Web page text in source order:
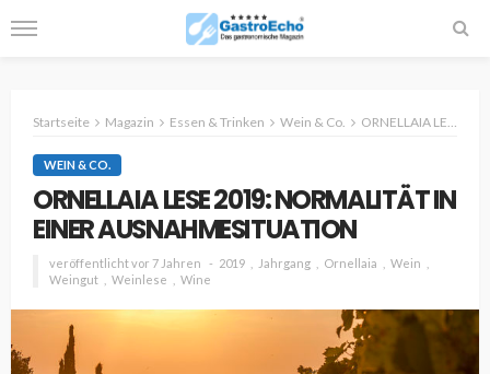
Startseite Magazin Essen & Trinken Wein & Co. ORNELLAIA LESE 2019: NORMALITÄT IN EINER AUSNAHMESITUATION
WEIN & CO.
ORNELLAIA LESE 2019: NORMALITÄT IN
EINER AUSNAHMESITUATION
veröffentlicht vor 7 Jahren 2019 Jahrgang Ornellaia
Wein
Weingut
Weinlese Wine